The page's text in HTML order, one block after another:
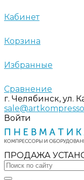
Кабинет
Корзина
Избранные
Сравнение
г. Челябинск, ул.
Войти
ПРОДАЖА